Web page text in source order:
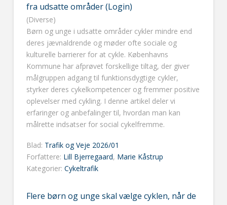
fra udsatte områder (Login)
(Diverse)
Børn og unge i udsatte områder cykler mindre end
deres jævnaldrende og møder ofte sociale og
kulturelle barrierer for at cykle. Københavns
Kommune har afprøvet forskellige tiltag, der giver
målgruppen adgang til funktionsdygtige cykler,
styrker deres cykelkompetencer og fremmer positive
oplevelser med cykling. I denne artikel deler vi
erfaringer og anbefalinger til, hvordan man kan
målrette indsatser for social cykelfremme.
Blad: Trafik og Veje 2026/01
Forfattere: Lill Bjerregaard, Marie Kåstrup
Kategorier: Cykeltrafik
Flere børn og unge skal vælge cyklen, når de